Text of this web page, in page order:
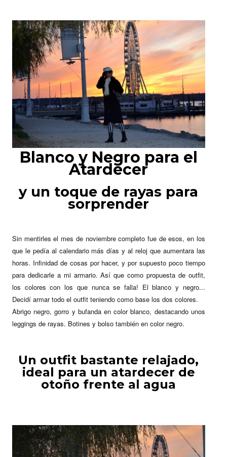
Blanco y Negro para el
Atardecer
y un toque de rayas para
sorprender
Sin mentirles el mes de noviembre completo fue de esos, en los
que le pedía al calendario más días y al reloj que aumentara las
horas. Infinidad de cosas por hacer, y por supuesto poco tiempo
para dedicarle a mi armario. Así que como propuesta de outfit,
los colores con los que nunca se falla! El blanco y negro...
Decidí armar todo el outfit teniendo como base los dos colores.
Abrigo negro, gorro y bufanda en color blanco, destacando unos
leggings de rayas. Botines y bolso también en color negro.
Un outfit bastante relajado,
ideal para un atardecer de
otoño frente al agua